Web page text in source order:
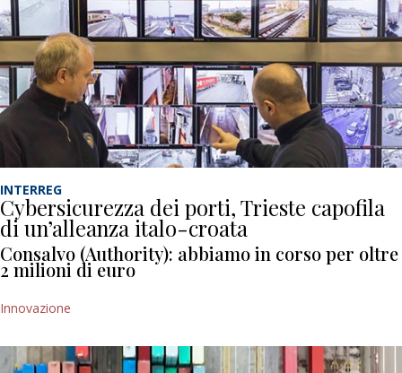
INTERREG
Cybersicurezza dei porti, Trieste capofila
di un’alleanza italo-croata
Consalvo (Authority): abbiamo in corso per oltre
2 milioni di euro
Innovazione